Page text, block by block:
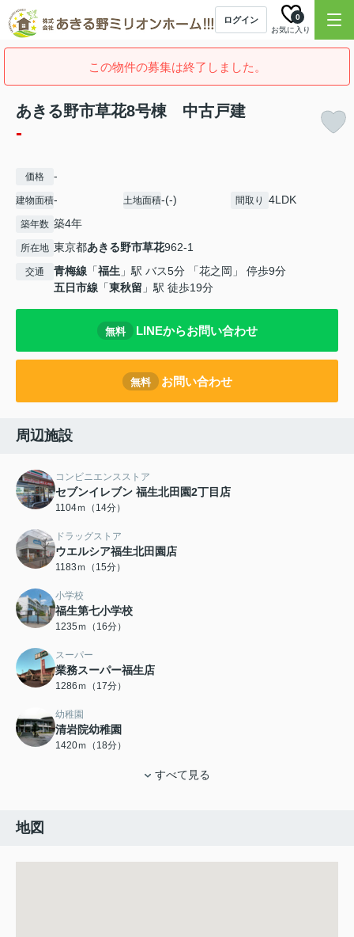
ログイン
お気に入り
0
この物件の募集は終了しました。
あきる野市草花8号棟 中古戸建
-
価格 -
建物面積- 土地面積-(-) 間取り 4LDK
築年数 築4年
所在地 東京都あきる野市草花962-1
交通 青梅線 「福生 」駅 バス5分 「花之岡」 停歩9分
五日市線 「東秋留 」駅 徒歩19分
無料 LINEからお問い合わせ
無料 お問い合わせ
周辺施設
コンビニエンスストア
セブンイレブン 福生北田園2丁目店
1104ｍ（14分）
ドラッグストア
ウエルシア福生北田園店
1183ｍ（15分）
小学校
福生第七小学校
1235ｍ（16分）
スーパー
業務スーパー福生店
1286ｍ（17分）
幼稚園
清岩院幼稚園
1420ｍ（18分）
すべて見る
地図